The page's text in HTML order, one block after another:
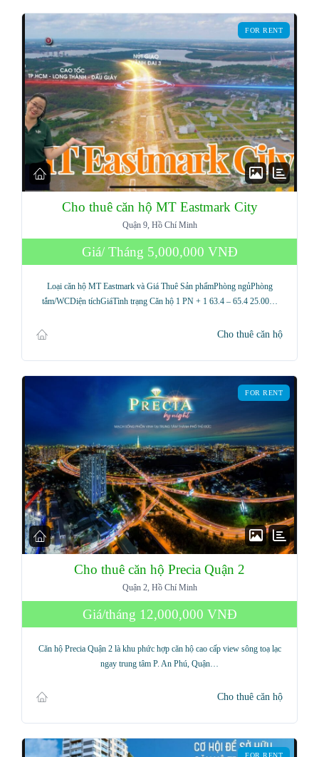
FOR RENT
Cho thuê căn hộ MT Eastmark City
Quận 9, Hồ Chí Minh
Giá/ Tháng 5,000,000 VNĐ
Loại căn hộ MT Eastmark và Giá Thuê Sản phẩmPhòng ngủPhòng
tắm/WCDiện tíchGiáTình trạng Căn hộ 1 PN + 1 63.4 – 65.4 25.00…
Cho thuê căn hộ
FOR RENT
Cho thuê căn hộ Precia Quận 2
Quận 2, Hồ Chí Minh
Giá/tháng 12,000,000 VNĐ
Căn hộ Precia Quận 2 là khu phức hợp căn hộ cao cấp view sông toạ lạc
ngay trung tâm P. An Phú, Quận…
Cho thuê căn hộ